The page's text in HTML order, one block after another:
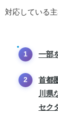
対応している
一部
首都
川県
セク